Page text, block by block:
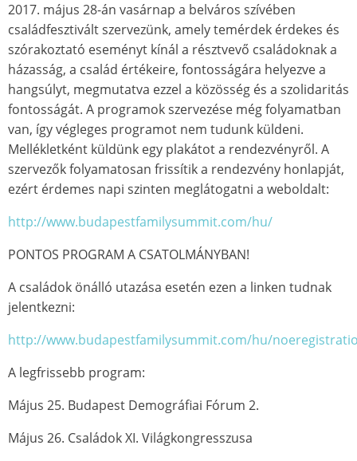
2017. május 28-án vasárnap a belváros szívében
családfesztivált szervezünk, amely temérdek érdekes és
szórakoztató eseményt kínál a résztvevő családoknak a
házasság, a család értékeire, fontosságára helyezve a
hangsúlyt, megmutatva ezzel a közösség és a szolidaritás
fontosságát. A programok szervezése még folyamatban
van, így végleges programot nem tudunk küldeni.
Mellékletként küldünk egy plakátot a rendezvényről. A
szervezők folyamatosan frissítik a rendezvény honlapját,
ezért érdemes napi szinten meglátogatni a weboldalt:
http://www.budapestfamilysummit.com/hu/
PONTOS PROGRAM A CSATOLMÁNYBAN!
A családok önálló utazása esetén ezen a linken tudnak
jelentkezni:
http://www.budapestfamilysummit.com/hu/
A legfrissebb program:
Május 25. Budapest Demográfiai Fórum 2.
Május 26. Családok XI. Világkongresszusa